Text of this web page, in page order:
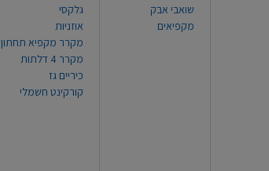
שואבי אבק
מקפיאים
גלקסי
אוזניות
מקרר מקפיא תחתון
מקרר 4 דלתות
כיריים גז
קורקינט חשמלי